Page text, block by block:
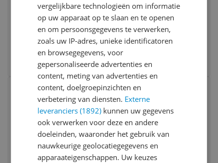
Opslag: 512 gb
Processor:
RAM:16 gb
v.a. € 987,00
5 prijzen
Ga naar goedkoopste
Vergelijken
vergelijkbare technologieën om informatie
op uw apparaat op te slaan en te openen
en om persoonsgegevens te verwerken,
zoals uw IP-adres, unieke identificatoren
en browsegegevens, voor
gepersonaliseerde advertenties en
content, meting van advertenties en
content, doelgroepinzichten en
verbetering van diensten. Externe
leveranciers (1892) kunnen uw gegevens
ook verwerken voor deze en andere
doeleinden, waaronder het gebruik van
nauwkeurige geolocatiegegevens en
apparaateigenschappen. Uw keuzes